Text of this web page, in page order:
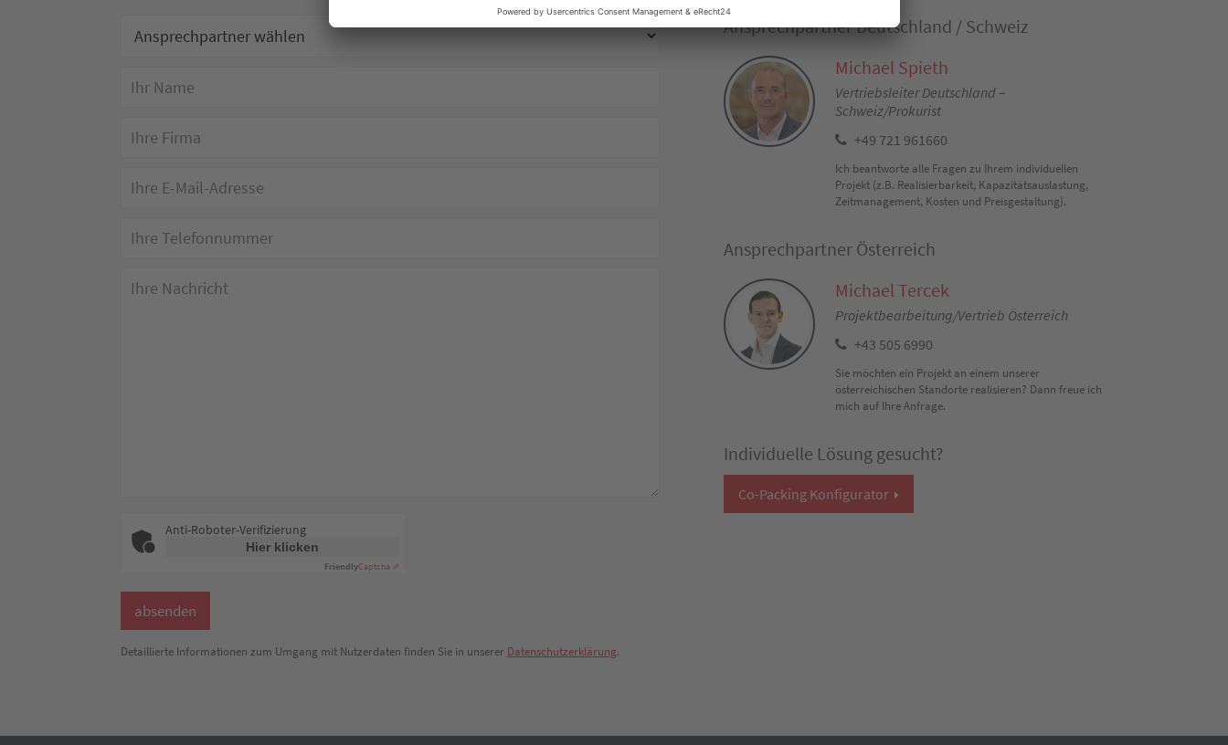
Anti-Roboter-Verifizierung
Hier klicken
FriendlyCaptcha ⇗
Detaillierte Informationen zum Umgang mit Nutzerdaten finden Sie in unserer Datenschutzerklärung.
Ansprechpartner Deutschland / Schweiz
Michael Spieth
Vertriebsleiter Deutschland –
Schweiz/Prokurist
+49 721 961660
Ich beantworte alle Fragen zu Ihrem individuellen
Projekt (z.B. Realisierbarkeit, Kapazitätsauslastung,
Zeitmanagement, Kosten und Preisgestaltung).
Ansprechpartner Österreich
Michael Tercek
Projektbearbeitung/Vertrieb Österreich
+43 505 6990
Sie möchten ein Projekt an einem unserer
österreichischen Standorte realisieren? Dann freue ich
mich auf Ihre Anfrage.
Individuelle Lösung gesucht?
Co-Packing Konfigurator